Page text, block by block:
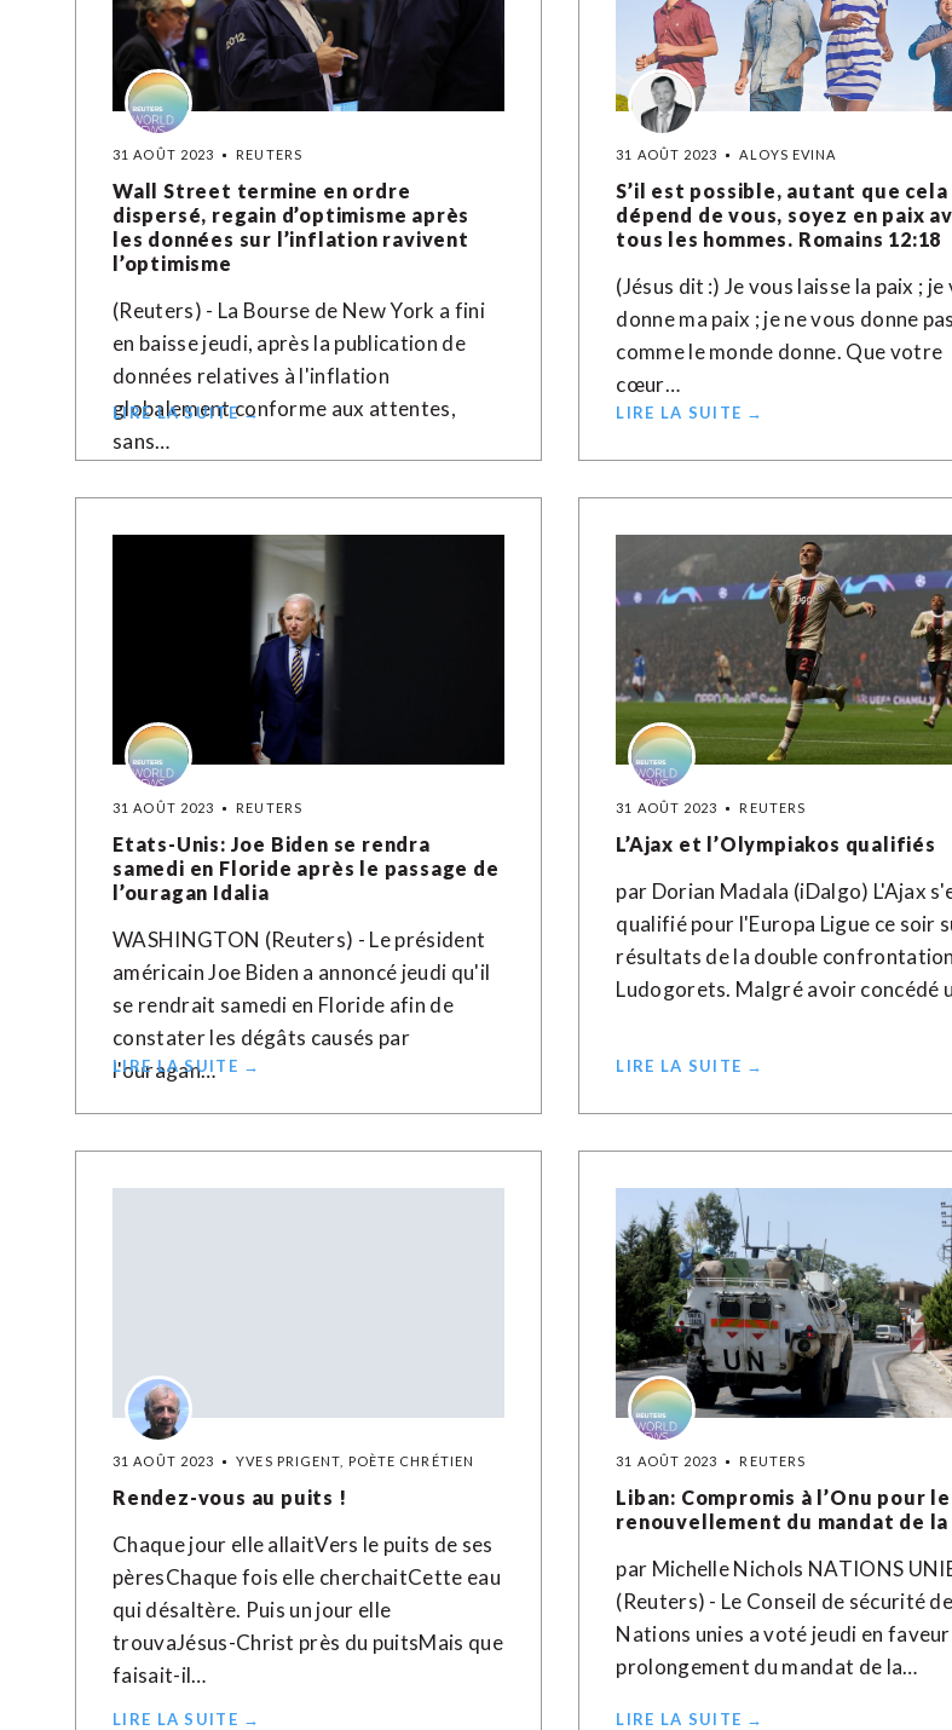
31 AOÛT 2023 REUTERS
Wall Street termine en ordre
dispersé, regain d’optimisme après
les données sur l’inflation ravivent
l’optimisme
(Reuters) - La Bourse de New York a fini
en baisse jeudi, après la publication de
données relatives à l'inflation
globalement conforme aux attentes,
sans…
LIRE LA SUITE →
31 AOÛT 2023 ALOYS EVINA
S’il est possible, autant que cela
dépend de vous, soyez en paix
tous les hommes. Romains 12:18
(Jésus dit :) Je vous laisse la paix ; je
donne ma paix ; je ne vous donne
comme le monde donne. Que votre
cœur…
LIRE LA SUITE →
31 AOÛT 2023 REUTERS
Etats-Unis: Joe Biden se rendra
samedi en Floride après le passage de
l’ouragan Idalia
WASHINGTON (Reuters) - Le président
américain Joe Biden a annoncé jeudi qu'il
se rendrait samedi en Floride afin de
constater les dégâts causés par
l'ouragan…
LIRE LA SUITE →
31 AOÛT 2023 REUTERS
L’Ajax et l’Olympiakos qualifiés
par Dorian Madala (iDalgo) L'Ajax
qualifié pour l'Europa Ligue ce soir
résultats de la double
Ludogorets. Malgré avoir concédé
LIRE LA SUITE →
31 AOÛT 2023 YVES PRIGENT, POÈTE CHRÉTIEN
Rendez-vous au puits !
Chaque jour elle allaitVers le puits de ses
pèresChaque fois elle cherchaitCette eau
qui désaltère. Puis un jour elle
trouvaJésus-Christ près du puitsMais que
faisait-il…
LIRE LA SUITE →
31 AOÛT 2023 REUTERS
Liban: Compromis à l’Onu pour le
renouvellement du mandat de la
par Michelle Nichols NATIONS
(Reuters) - Le Conseil de sécurité
Nations unies a voté jeudi en faveur
prolongement du mandat de la…
LIRE LA SUITE →